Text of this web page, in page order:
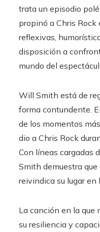
trata un episodio
propinó a Chris
reflexivas,
disposición a
mundo del
Will Smith está de
forma contundente.
de los momentos
dio a Chris Rock
Con líneas cargadas
Smith demuestra
reivindica su lugar
La canción en la que
su resiliencia y